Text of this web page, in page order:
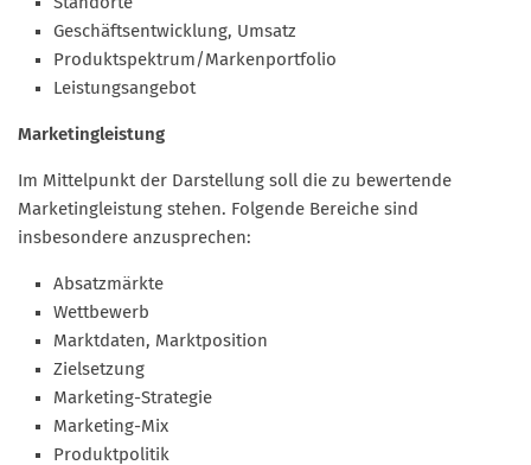
Geschäftsentwicklung, Umsatz
Produktspektrum/Markenportfolio
Leistungsangebot
Marketingleistung
Im Mittelpunkt der Darstellung soll die zu bewertende
Marketingleistung stehen. Folgende Bereiche sind
insbesondere anzusprechen:
Absatzmärkte
Wettbewerb
Marktdaten, Marktposition
Zielsetzung
Marketing-Strategie
Marketing-Mix
Produktpolitik